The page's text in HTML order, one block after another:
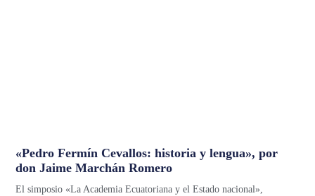
«Pedro Fermín Cevallos: historia y lengua», por
don Jaime Marchán Romero
El simposio «La Academia Ecuatoriana y el Estado nacional»,